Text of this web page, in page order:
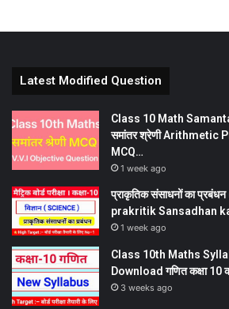
Latest Modified Question
Class 10 Math
समांतर श्रेणी Arithmetic
MCQ…
1 week ago
प्राकृतिक संसाधनों का प्रबंधन (
prakritik Sansadhan
1 week ago
Class 10th Maths
Download गणित कक्षा 10
3 weeks ago